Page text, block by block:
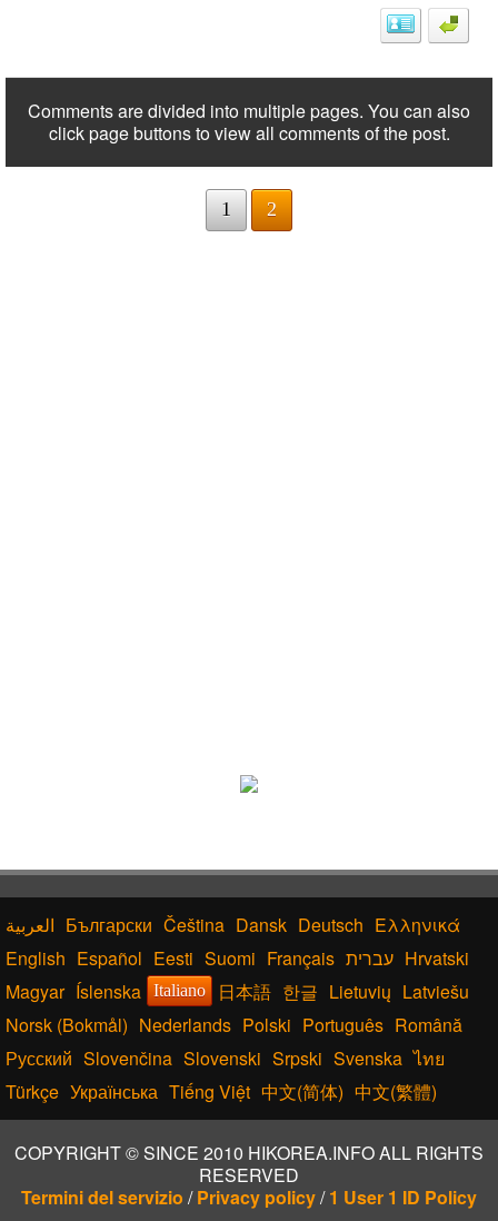
Comments are divided into multiple pages. You can also
click page buttons to view all comments of the post.
1 2
Български Čeština Dansk Deutsch Ελληνικά
English Español Eesti Suomi Français עברית Hrvatski
Magyar Íslenska Italiano 日本語 한글 Lietuvių Latviešu
Norsk (Bokmål) Nederlands Polski Português Română
Русский Slovenčina Slovenski Srpski Svenska ไทย
Türkçe Українська Tiếng Việt 中文(简体) 中文(繁體)
COPYRIGHT © SINCE 2010 HIKOREA.INFO ALL RIGHTS
RESERVED
Termini del servizio /Privacy policy/1 User 1 ID Policy